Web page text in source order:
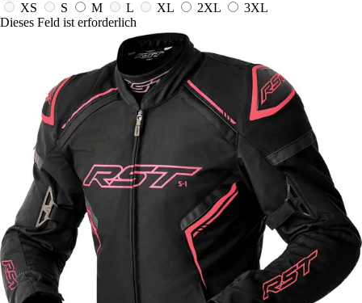
XS
S M L XL 2XL
3XL
Dieses Feld ist erforderlich